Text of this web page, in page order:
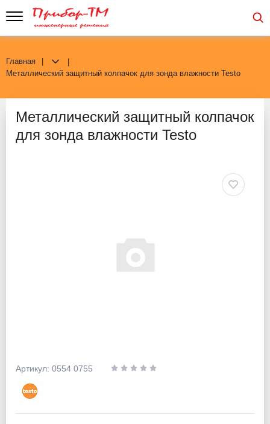
Главная
Металлический защитный колпачок для зонда влажности Testo
Металлический защитный колпачок
для зонда влажности Testo
Артикул: 0554 0755